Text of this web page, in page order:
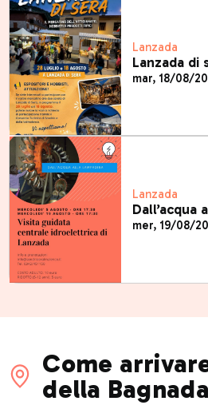
Lanzada
Lanzada di
mar, 18/08/
Lanzada
Dall’acqua
mer, 19/08/
Come
della Bagnada